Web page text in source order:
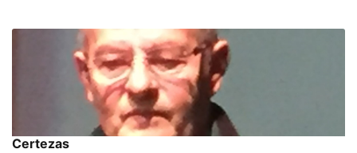
Certezas